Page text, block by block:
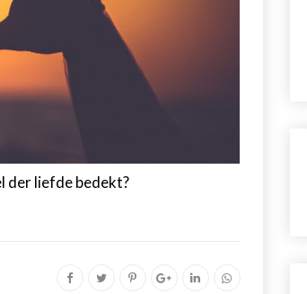
der liefde bedekt?